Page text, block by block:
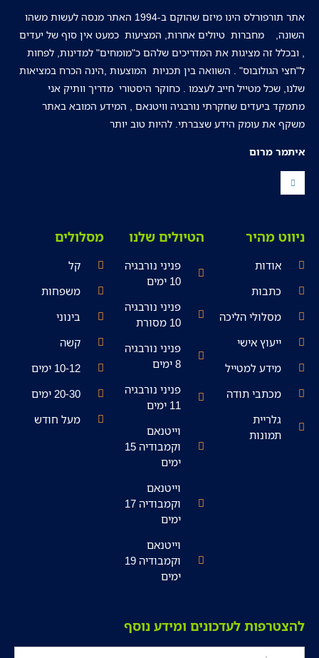
אתר תורפורלס הינו מיזם שהוקם ב-1994 האתר מנסה לעשות משהו
השונה, מחברות טיולים אחרות, המציעות כמעט אין סוף של יעדים
, ובכלל זה מציגות את המדריכים שלהם כ"מומחים" למדינות, לפחות
ל"חצי הגולובוס" . השוואה בין תכניות המוצעות ,הינה הכרח במציאות
שלנו, שכל מטייל חייב לעצמו . כחוקר היסטורי מדריך וותיק אני
מתמקד ביעדים שחקרתי נורבגיה וויטנאם , המידע המובא באתר
משקף את עומק הידע שצברתי. להיות טוב יותר
איתמר מרום
ניווט מהיר
אודות
כתבות
מסלולי הליכה
ייעוץ אישי
מידע למטייל
מכתבי תודה
גלריית
תמונות
הטיולים שלנו
פניני נורבגיה
10 ימים
פניני נורבגיה
10 מסורת
פניני נורבגיה
8 ימים
פניני נורבגיה
11 ימים
וייטנאם
וקמבודיה 15
ימים
וייטנאם
וקמבודיה 17
ימים
וייטנאם
וקמבודיה 19
ימים
מסלולים
קל
משפחות
בינוני
קשה
10-12 ימים
20-30 ימים
מעל חודש
להצטרפות לעדכונים ומידע נוסף